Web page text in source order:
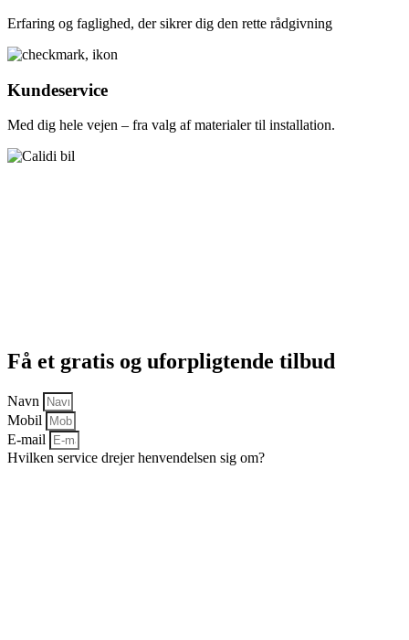
Erfaring og faglighed, der sikrer dig den rette rådgivning
Kundeservice
Med dig hele vejen – fra valg af materialer til installation.
Få et gratis og uforpligtende tilbud
Navn
Mobil
E-mail
Hvilken service drejer henvendelsen sig om?